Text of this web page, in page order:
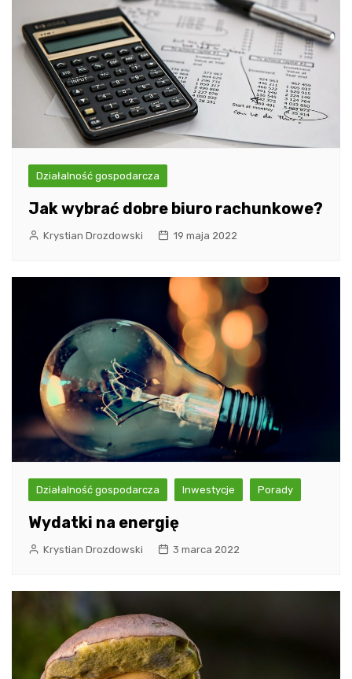
Działalność gospodarcza
Jak wybrać dobre biuro rachunkowe?
Krystian Drozdowski 19 maja 2022
Działalność gospodarcza Inwestycje Porady
Wydatki na energię
Krystian Drozdowski 3 marca 2022